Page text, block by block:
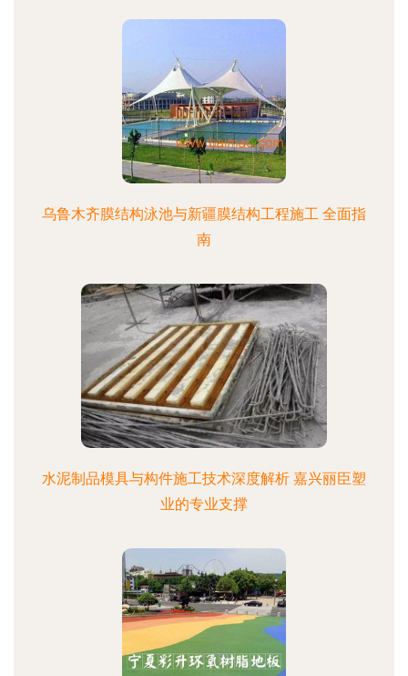
乌鲁木齐膜结构泳池与新疆膜结构工程施工 全面指
南
水泥制品模具与构件施工技术深度解析 嘉兴丽臣塑
业的专业支撑